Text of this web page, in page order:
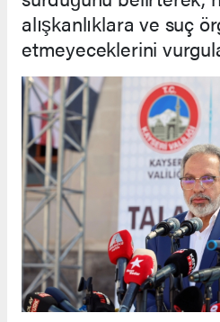
alışkanlıklara ve suç
etmeyeceklerini